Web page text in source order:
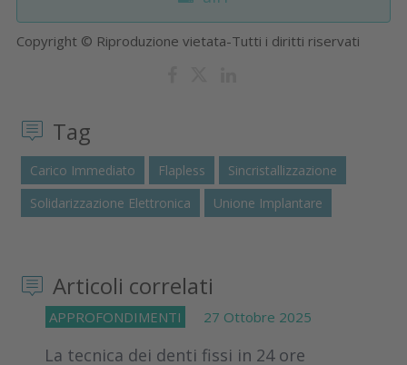
Copyright © Riproduzione vietata-Tutti i diritti riservati
Tag
Carico Immediato Flapless
Sincristallizzazione
Solidarizzazione Elettronica
Unione Implantare
Articoli correlati
APPROFONDIMENTI 27 Ottobre 2025
La tecnica dei denti fissi in 24 ore